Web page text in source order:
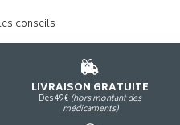
conseils
LIVRAISON GRATUITE
Dès 49€ (hors montant des
médicaments)